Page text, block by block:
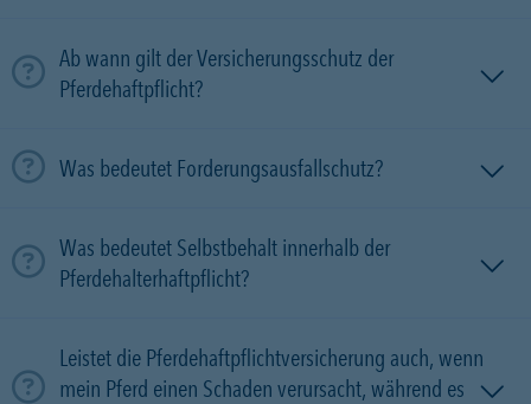
Ab wann gilt der Versicherungsschutz der
Pferdehaftpflicht?
Was bedeutet Forderungsausfallschutz?
Was bedeutet Selbstbehalt innerhalb der
Pferdehalterhaftpflicht?
Leistet die Pferdehaftpflichtversicherung auch, wenn
mein Pferd einen Schaden verursacht, während es